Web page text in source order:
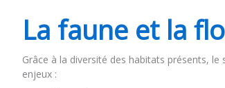
La faune et la
Grâce à la diversité des habitats présents,
enjeux :